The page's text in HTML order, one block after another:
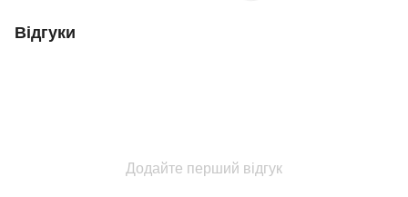
Відгуки
Додайте перший відгук